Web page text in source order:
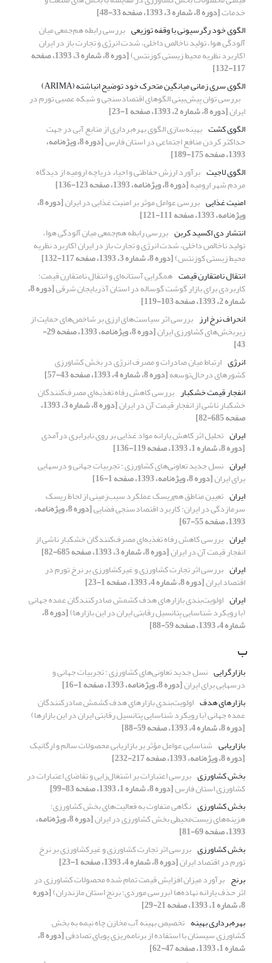
خدمات[دوره 8، شماره 3، 1393، صفحه 33-48]
الگوی خود رگرسیونی با وقفه توزیعی بررسی رابطه هم‌جمعی میان
آلودگی هوا، تولید ناخالص داخلی، شدت انرژی و تجارت باز در ایران
(کاربرد نظریه محیط زیستی کوزنتس) [دوره 8، شماره 3، 1393، صفحه
117-132]
الگوی سری زمانی میانگین متحرک خود توضیح انباشته (ARIMA)
بررسی توان پیش‌بینی الگوهای اقتصادسنجی و شبکه عصبی‌ تورم در
ایران[دوره 8، شماره 2، 1393، صفحه 1-23]
الگوی کشت بهینه‌سازی الگوی بهره‌برداری از منابع آبی در جهت
حداکثر کردن منافع اجتماعی در استان فارس [دوره 8، ویژه‌نامه،
1393، صفحه 175-189]
الگوی لاجیت برآورد ارزش حفاظتی و احیاء دریاچه ارومیه از دیدگاه
مردم شهر ارومیه[دوره 8، ویژه‌نامه، 1393، صفحه 123-136]
امنیت غذایی بررسی عوامل موثر بر امنیت غذایی در ایران [دوره 8،
ویژه‌نامه، 1393، صفحه 111-121]
انتشار دی اکسید کربن بررسی رابطه هم‌جمعی میان آلودگی هوا،
تولید ناخالص داخلی، شدت انرژی و تجارت باز در ایران (کاربرد نظریه
محیط زیستی کوزنتس)[دوره 8، شماره 3، 1393، صفحه 117-132]
انتقال نامتقارن قیمت همگرایی آستانه‌ای و انتقال نامتقارن قیمت:
کاربردی برای بازار گوشت گوساله در استان آذربایجان شرقی [دوره 8،
شماره 2، 1393، صفحه 103-119]
انحراف نرخ ارز بررسی اثر سیاست‌های ارزی بر شاخص‌های حمایت از
زیربخش‌های کشاورزی ایران [دوره 8، ویژه‌نامه، 1393، صفحه 29-
43]
انرژی ارتباط میان صادرات و مصرف انرژی در بخش کشاورزی
کشورهای درحال‌توسعه[دوره 8، شماره 4، 1393، صفحه 43-57]
انفجار قیمت خشکبار بررسی کاهش رفاه تغذیه‌ای مصرف‌کنندگان
خشکبار ناشی از انفجار قیمت آن در ایران [دوره 8، شماره 3، 1393،
صفحه 685-82]
ایران تحلیل اثر کاهش یارانه مواد غذایی بر روی نابرابری درآمدی
[دوره 8، شماره 1، 1393، صفحه 119-136]
ایران نسل جدید تعاونی‌های کشاورزی : تجربیات جهانی و درس‏هایی
برای ایران[دوره 8، ویژه‌نامه، 1393، صفحه 1-16]
ایران تعیین مناطق هم‌ریسک عملکرد سیب‌زمینی از لحاظ ریسک
سرمازدگی در ایران: کاربرد اقتصادسنجی فضایی [دوره 8، ویژه‌نامه،
1393، صفحه 55-67]
ایران بررسی کاهش رفاه تغذیه‌ای مصرف‌کنندگان خشکبار ناشی از
انفجار قیمت آن در ایران[دوره 8، شماره 3، 1393، صفحه 685-82]
ایران بررسی اثر تجارت کشاورزی و غیرکشاورزی بر نرخ تورم در
اقتصاد ایران[دوره 8، شماره 4، 1393، صفحه 1-23]
ایران اولویت‌بندی بازارهای هدف کشمش صادرکنندگان عمده جهانی
(با رویکرد شناسایی پتانسیل رقابتی ایران در این بازارها) [دوره 8،
شماره 4، 1393، صفحه 59-88]
ب
بازارگرایی نسل جدید تعاونی‌های کشاورزی : تجربیات جهانی و
درس‏هایی برای ایران[دوره 8، ویژه‌نامه، 1393، صفحه 1-16]
بازارهای هدف اولویت‌بندی بازارهای هدف کشمش صادرکنندگان
عمده جهانی (با رویکرد شناسایی پتانسیل رقابتی ایران در این بازارها)
[دوره 8، شماره 4، 1393، صفحه 59-88]
بازاریابی شناسایی عوامل مؤثر بر بازاریابی محصولات سالم و ارگانیک
[دوره 8، ویژه‌نامه، 1393، صفحه 217-232]
بخش کشاورزی بررسی اعتبارات بر اشتغال‌زایی و تقاضای اعتبارات در
کشاورزی استان فارس[دوره 8، شماره 1، 1393، صفحه 83-99]
بخش کشاورزی نگاهی متفاوت به فعالیت‌های بخش کشاورزی:
هزینه‌های زیست‌محیطی بخش کشاورزی در ایران [دوره 8، ویژه‌نامه،
1393، صفحه 69-81]
بخش کشاورزی بررسی اثر تجارت کشاورزی و غیرکشاورزی بر نرخ
تورم در اقتصاد ایران[دوره 8، شماره 4، 1393، صفحه 1-23]
برنج برآورد میزان افزایش قیمت تمام شده محصولات کشاورزی در
اثر حذف یارانه نهاده‌ها (بررسی موردی: برنج استان مازندران)[دوره
8، شماره 1، 1393، صفحه 21-29]
بهره‌برداری بهینه تخصیص بهینه آب مخازن چاه نیمه به بخش
کشاورزی سیستان با استفاده از برنامه‌ریزی پویای تصادفی [دوره 8،
شماره 1، 1393، صفحه 47-62]